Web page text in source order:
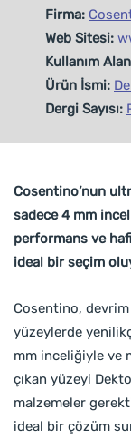
Firma:
Web Sitesi:
Kullanım
Ürün İsmi:
Dergi Sayısı:
Cosentino’nun
sadece 4 mm
performans ve
ideal bir seçim
Cosentino,
yüzeylerde
mm inceliğiyle ve
çıkan yüzeyi
malzemeler
ideal bir çözüm